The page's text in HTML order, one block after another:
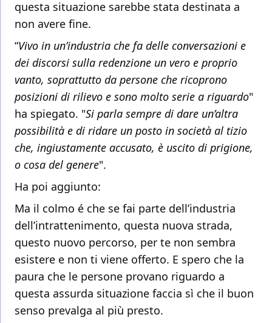
questa situazione sarebbe stata destinata a
non avere fine.
“Vivo in un’industria che fa delle conversazioni e
dei discorsi sulla redenzione un vero e proprio
vanto, soprattutto da persone che ricoprono
posizioni di rilievo e sono molto serie a riguardo"
ha spiegato. "Si parla sempre di dare un’altra
possibilità e di ridare un posto in società al tizio
che, ingiustamente accusato, è uscito di prigione,
o cosa del genere".
Ha poi aggiunto:
Ma il colmo é che se fai parte dell’industria
dell’intrattenimento, questa nuova strada,
questo nuovo percorso, per te non sembra
esistere e non ti viene offerto. E spero che la
paura che le persone provano riguardo a
questa assurda situazione faccia sì che il buon
senso prevalga al più presto.